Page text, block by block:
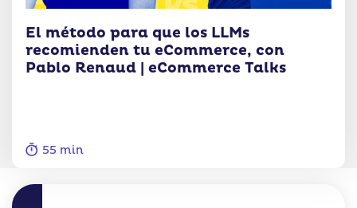
El método para que los LLMs
recomienden tu eCommerce, con
Pablo Renaud | eCommerce Talks
55 min